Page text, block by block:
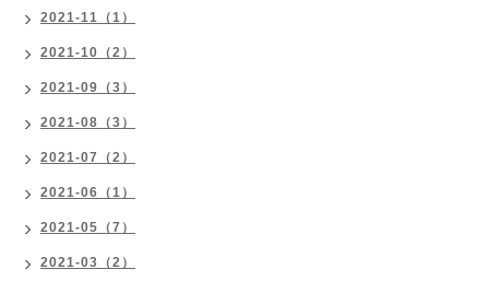
2021-11（1）
2021-10（2）
2021-09（3）
2021-08（3）
2021-07（2）
2021-06（1）
2021-05（7）
2021-03（2）